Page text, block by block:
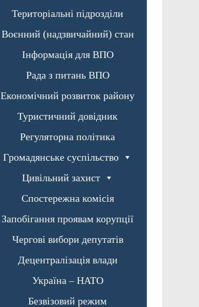
Територіальні підрозділи
Воєнний (надзвичайний) стан
Інформація для ВПО
Рада з питань ВПО
Економічний розвиток району
Туристичний довідник
Регуляторна політика
Громадянське суспільство
Цивільний захист
Спостережна комісія
Запобігання проявам корупції
Чергові вибори депутатів
Децентралізація влади
Україна – НАТО
Безвізовий режим